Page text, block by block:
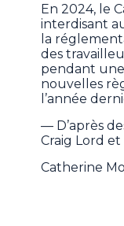
En 2024, le
interdisant
la
des
pendant
nouvelles
l’année
— D’après
Craig Lord
Catherine